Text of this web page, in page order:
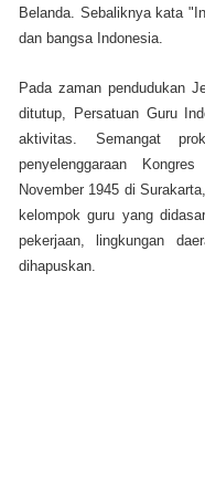
Belanda. Sebaliknya kata
dan bangsa Indonesia.
Pada zaman pendudukan
ditutup, Persatuan Guru
aktivitas. Semangat
penyelenggaraan
November 1945 di
kelompok guru yang
pekerjaan, lingkungan
dihapuskan.